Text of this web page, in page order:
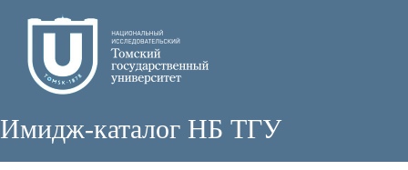
Имидж-каталог НБ ТГУ